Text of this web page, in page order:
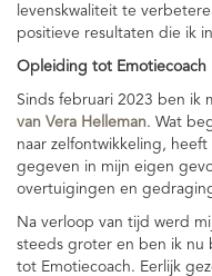
levenskwaliteit te
positieve resultaten die ik
Opleiding tot Emotiecoach
Sinds februari 2023 ben ik
van Vera Helleman. Wat
naar zelfontwikkeling,
gegeven in mijn eigen
overtuigingen en
Na verloop van tijd werd
steeds groter en ben ik nu
tot Emotiecoach. Eerlijk